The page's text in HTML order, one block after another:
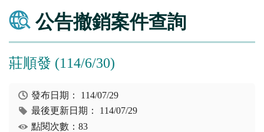
公告撤銷案件查詢
莊順發 (114/6/30)
發布日期： 114/07/29
最後更新日期： 114/07/29
點閱次數：83